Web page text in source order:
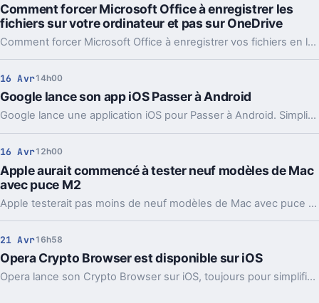
Comment forcer Microsoft Office à enregistrer les
fichiers sur votre ordinateur et pas sur OneDrive
Comment forcer Microsoft Office à enregistrer vos fichiers en local. Un changement simple à mettre en place mais qui a un prix.
16 Avr14h00
Google lance son app iOS Passer à Android
Google lance une application iOS pour Passer à Android. Simplifier le passage vers Android, certes, mais il reste toujours des points de friction.
16 Avr12h00
Apple aurait commencé à tester neuf modèles de Mac
avec puce M2
Apple testerait pas moins de neuf modèles de Mac avec puce M2. Toutes ne verront peut-être pas le jour.
21 Avr16h58
Opera Crypto Browser est disponible sur iOS
Opera lance son Crypto Browser sur iOS, toujours pour simplifier l'accès au web3 et technologies sous-jacentes.